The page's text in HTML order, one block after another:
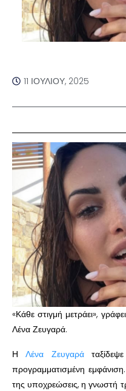
11 ΙΟΥΛΊΟΥ, 2025
«Κάθε στιγμή μετράει»,
Λένα Ζευγαρά.
ΗΛένα Ζευγαρά
προγραμματισμένη
της υποχρεώσεις, η γνωστή